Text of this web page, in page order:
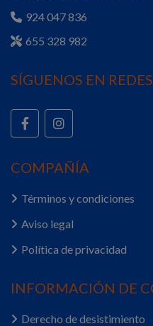
924 047 836
655 328 982
SÍGUENOS EN REDES
COMPAÑÍA
Términos y condiciones
Aviso legal
Política de privacidad
INFORMACIÓN DE
Derecho de desistimiento